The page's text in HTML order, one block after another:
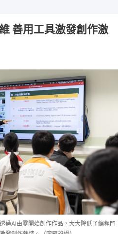
善用工具激發創作激
過AI由零開始創作作品，大大降低了編程門